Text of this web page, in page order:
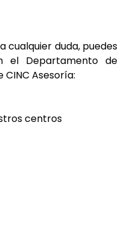
cualquier duda, puedes
el Departamento de
Asesoría:
centros